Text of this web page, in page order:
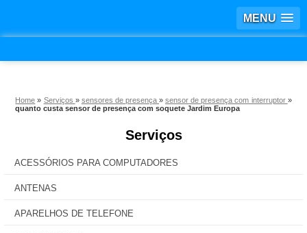
MENU
Home » Serviços » sensores de presença»sensor de presença com interruptor »
quanto custa sensor de presença com soquete Jardim Europa
Serviços
ACESSÓRIOS PARA COMPUTADORES
ANTENAS
APARELHOS DE TELEFONE